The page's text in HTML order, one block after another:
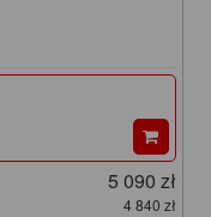
5 090 zł
4 840 zł